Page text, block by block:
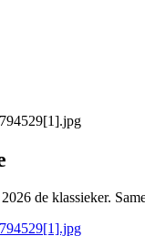
de klassieker.